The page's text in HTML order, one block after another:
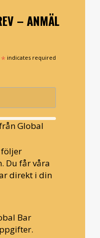
– ANMÄL
* indicates required
Global
följer
Du får våra
direkt i din
Bar